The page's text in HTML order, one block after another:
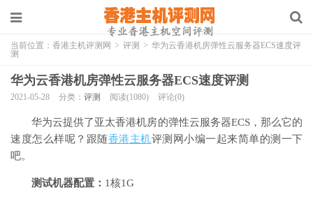
当前位置： 香港主机评测网 > 评测 > 华为云香港机房弹性云服务器ECS速度评
测
华为云香港机房弹性云服务器ECS速度评测
2021-05-28 分类： 评测 阅读(1080) 评论(0)
华为云提供了亚太香港机房的弹性云服务器ECS，那么它的
速度怎么样呢？跟随香港主机评测网小编一起来简单的测一下
吧。
测试机器配置： 1核1G